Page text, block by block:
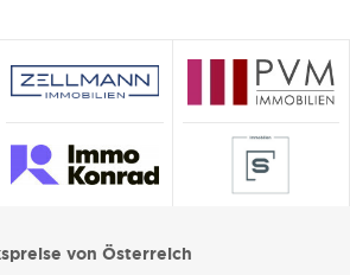
von Österreich